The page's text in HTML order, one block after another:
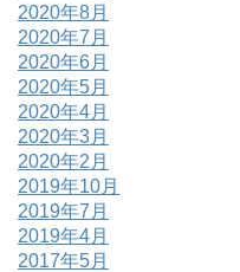
2020年8月
2020年7月
2020年6月
2020年5月
2020年4月
2020年3月
2020年2月
2019年10月
2019年7月
2019年4月
2017年5月